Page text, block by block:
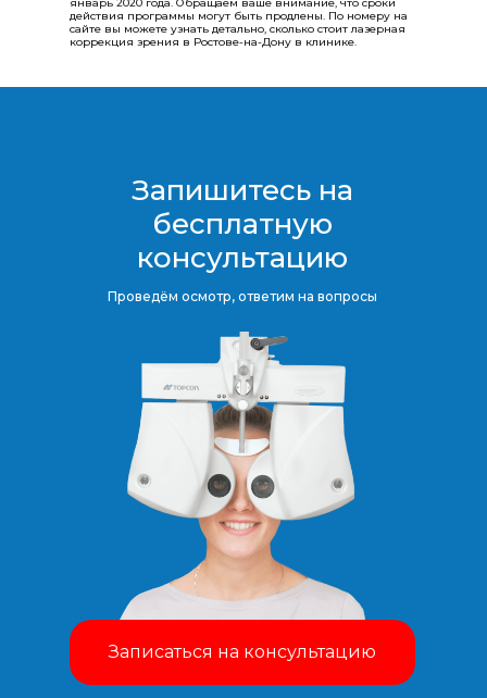
действия программы могут быть продлены.​​​​​​​ По номеру на
сайте вы можете узнать детально, сколько стоит лазерная
коррекция зрения в Ростове-на-Дону в клинике.
Запишитесь на
бесплатную
консультацию​​​​​​​
Записаться на консультацию
Проведём осмотр, ответим на вопросы